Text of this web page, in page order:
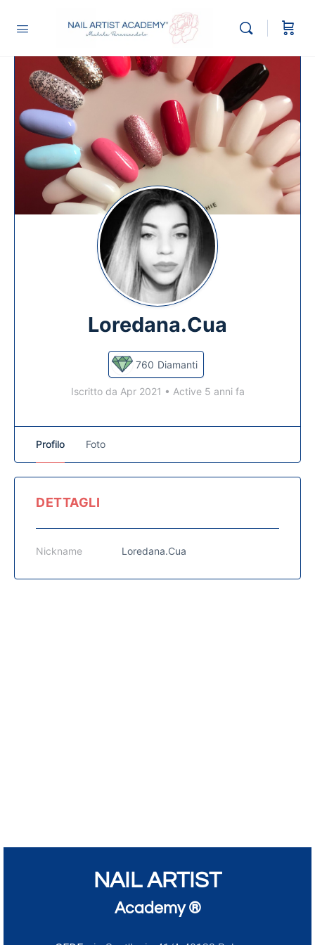
Loredana.Cua
760 Diamanti
Iscritto da Apr 2021 • Active 5 anni fa
Profilo Foto
DETTAGLI
Nickname Loredana.Cua
NAIL ARTIST
Academy ®